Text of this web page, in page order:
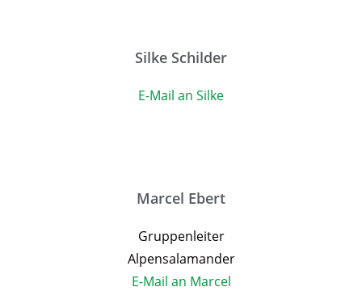
Silke Schilder
E-Mail an Silke
Marcel Ebert
Gruppenleiter
Alpensalamander
E-Mail an Marcel